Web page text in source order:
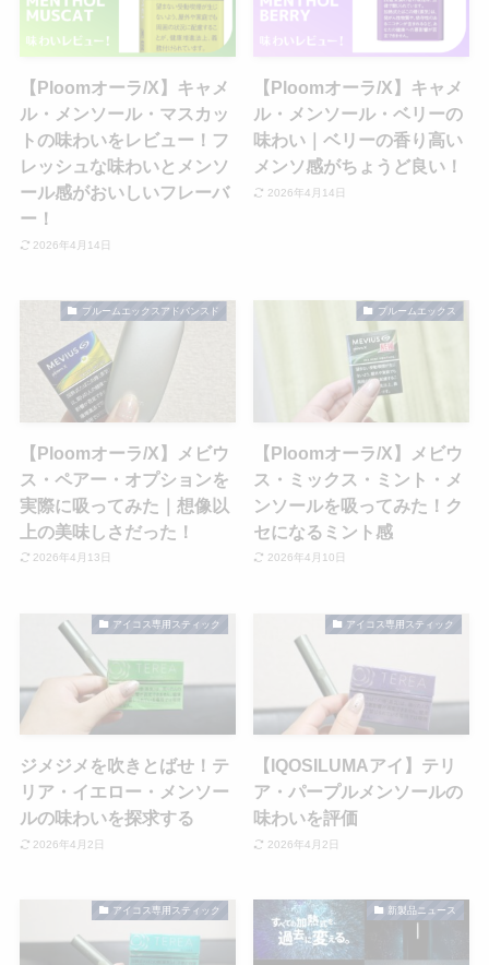
【Ploomオーラ/X】キャメ
ル・メンソール・マスカッ
トの味わいをレビュー！フ
レッシュな味わいとメンソ
ール感がおいしいフレーバ
ー！
2026年4月14日
【Ploomオーラ/X】キャメ
ル・メンソール・ベリーの
味わい｜ベリーの香り高い
メンソ感がちょうど良い！
2026年4月14日
プルームエックスアドバンスド
【Ploomオーラ/X】メビウ
ス・ペアー・オプションを
実際に吸ってみた｜想像以
上の美味しさだった！
2026年4月13日
プルームエックス
【Ploomオーラ/X】メビウ
ス・ミックス・ミント・メ
ンソールを吸ってみた！ク
セになるミント感
2026年4月10日
アイコス専用スティック
ジメジメを吹きとばせ！テ
リア・イエロー・メンソー
ルの味わいを探求する
2026年4月2日
アイコス専用スティック
【IQOSILUMAアイ】テリ
ア・パープルメンソールの
味わいを評価
2026年4月2日
アイコス専用スティック 新製品ニュース